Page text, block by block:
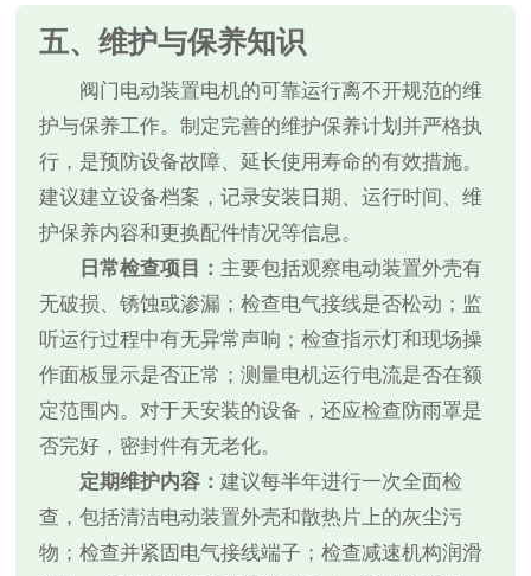
五、维护与保养知识
阀门电动装置电机的可靠运行离不开规范的维
护与保养工作。制定完善的维护保养计划并严格执
行，是预防设备故障、延长使用寿命的有效措施。
建议建立设备档案，记录安装日期、运行时间、维
护保养内容和更换配件情况等信息。
日常检查项目： 主要包括观察电动装置外壳有
无破损、锈蚀或渗漏；检查电气接线是否松动；监
听运行过程中有无异常声响；检查指示灯和现场操
作面板显示是否正常；测量电机运行电流是否在额
定范围内。对于天安装的设备，还应检查防雨罩是
否完好，密封件有无老化。
定期维护内容：建议每半年进行一次全面检
查，包括清洁电动装置外壳和散热片上的灰尘污
物；检查并紧固电气接线端子；检查减速机构润滑